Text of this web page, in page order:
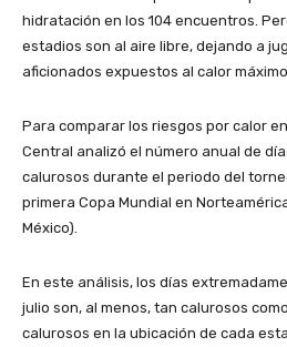
hidratación en los 104 encuentros.
estadios son al aire libre, dejando a
aficionados expuestos al calor
Para comparar los riesgos por calor
Central analizó el número anual de
calurosos durante el periodo del
primera Copa Mundial en
México).
En este análisis, los días
julio son, al menos, tan calurosos
calurosos en la ubicación de cada